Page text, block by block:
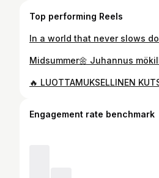
Top performing Reels
Engagement rate benchmark